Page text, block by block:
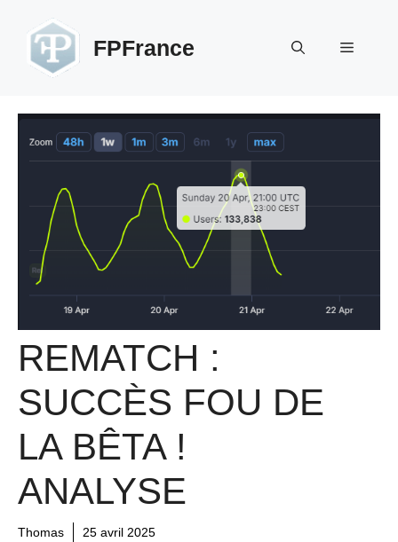
contenu
FPFrance Menu
REMATCH :
SUCCÈS FOU DE
LA BÊTA !
ANALYSE
Thomas 25 avril 2025